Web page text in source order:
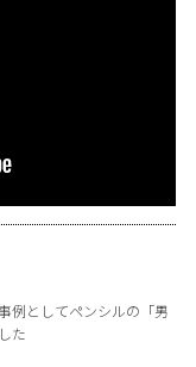
例としてペンシルの「男
た